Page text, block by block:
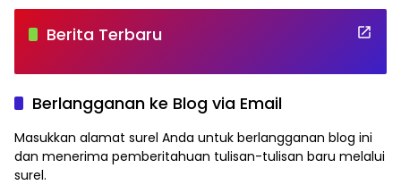
Berita Terbaru
Berlangganan ke Blog via Email
Masukkan alamat surel Anda untuk berlangganan blog ini
dan menerima pemberitahuan tulisan-tulisan baru melalui
surel.